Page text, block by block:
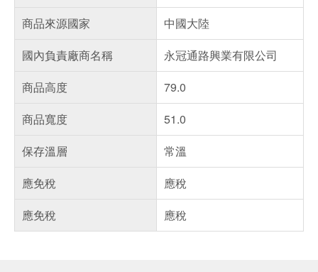
商品來源國家
中國大陸
國內負責廠商名稱
永冠通路興業有限公司
商品高度
79.0
商品寬度
51.0
保存溫層
常溫
應免稅
應稅
應免稅
應稅